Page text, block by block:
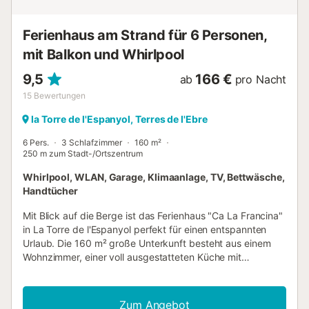
geben. Die U...
Ferienhaus am Strand für 6 Personen,
mit Balkon und Whirlpool
9,5
15 Bewertungen
ab 166 € pro Nacht
la Torre de l'Espanyol, Terres de l'Ebre
6 Pers. 3 Schlafzimmer
160 m²
250 m zum Stadt-/Ortszentrum
Whirlpool, WLAN, Garage, Klimaanlage, TV, Bettwäsche,
Handtücher
Mit Blick auf die Berge ist das Ferienhaus "Ca La Francina"
in La Torre de l'Espanyol perfekt für einen entspannten
Urlaub. Die 160 m² große Unterkunft besteht aus einem
Wohnzimmer, einer voll ausgestatteten Küche mit
somit Platz für 7 Personen. Zur Ausstattung gehören
außerdem WLAN (für Videoanrufe geeignet) mit einem
Zum Angebot